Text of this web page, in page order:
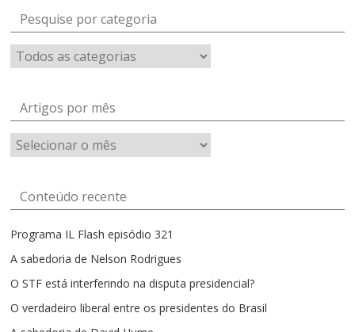
Pesquise por categoria
Artigos por mês
Artigos
por
Conteúdo recente
Programa IL Flash episódio 321
A sabedoria de Nelson Rodrigues
O STF está interferindo na disputa presidencial?
O verdadeiro liberal entre os presidentes do Brasil